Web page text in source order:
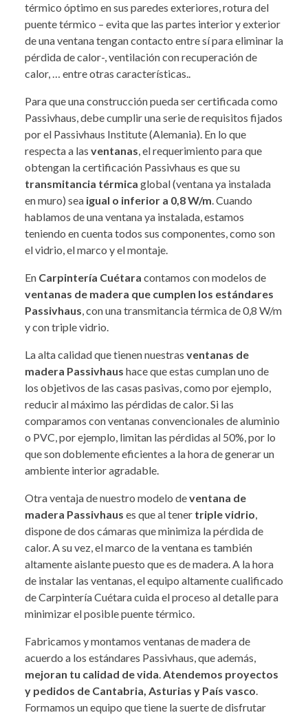
térmico óptimo en sus paredes exteriores, rotura del
puente térmico – evita que las partes interior y exterior
de una ventana tengan contacto entre sí para eliminar la
pérdida de calor-, ventilación con recuperación de
calor, … entre otras características..
Para que una construcción pueda ser certificada como
Passivhaus, debe cumplir una serie de requisitos fijados
por el Passivhaus Institute (Alemania). En lo que
respecta a las ventanas, el requerimiento para que
obtengan la certificación Passivhaus es que su
transmitancia térmica global (ventana ya instalada
en muro) sea igual o inferior a 0,8 W/m. Cuando
hablamos de una ventana ya instalada, estamos
teniendo en cuenta todos sus componentes, como son
el vidrio, el marco y el montaje.
En Carpintería Cuétara contamos con modelos de
ventanas de madera que cumplen los estándares
Passivhaus, con una transmitancia térmica de 0,8 W/m
y con triple vidrio.
La alta calidad que tienen nuestras ventanas de
madera Passivhaus hace que estas cumplan uno de
los objetivos de las casas pasivas, como por ejemplo,
reducir al máximo las pérdidas de calor. Si las
comparamos con ventanas convencionales de aluminio
o PVC, por ejemplo, limitan las pérdidas al 50%, por lo
que son doblemente eficientes a la hora de generar un
ambiente interior agradable.
Otra ventaja de nuestro modelo deventana de
madera Passivhaus es que al tener triple vidrio,
dispone de dos cámaras que minimiza la pérdida de
calor. A su vez, el marco de la ventana es también
altamente aislante puesto que es de madera. A la hora
de instalar las ventanas, el equipo altamente cualificado
de Carpintería Cuétara cuida el proceso al detalle para
minimizar el posible puente térmico.
Fabricamos y montamos ventanas de madera de
acuerdo a los estándares Passivhaus, que además,
mejoran tu calidad de vida.Atendemos proyectos
y pedidos de Cantabria, Asturias y País vasco.
Formamos un equipo que tiene la suerte de disfrutar